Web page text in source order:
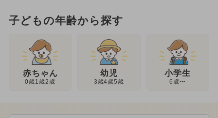
子どもの年齢から探す
赤ちゃん
0歳1歳2歳
幼児
3歳4歳5歳
小学生
6歳〜